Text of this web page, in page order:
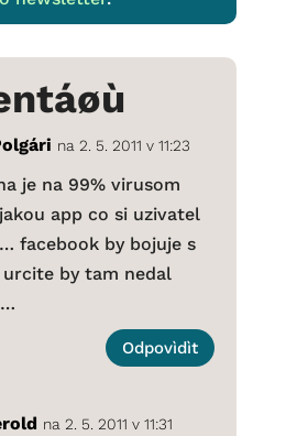
na 2. 5. 2011 v 11:23
je na 99% virusom
app co si uzivatel
facebook by bojuje s
urcite by tam nedal
…
Odpovìdìt
na 2. 5. 2011 v 11:31